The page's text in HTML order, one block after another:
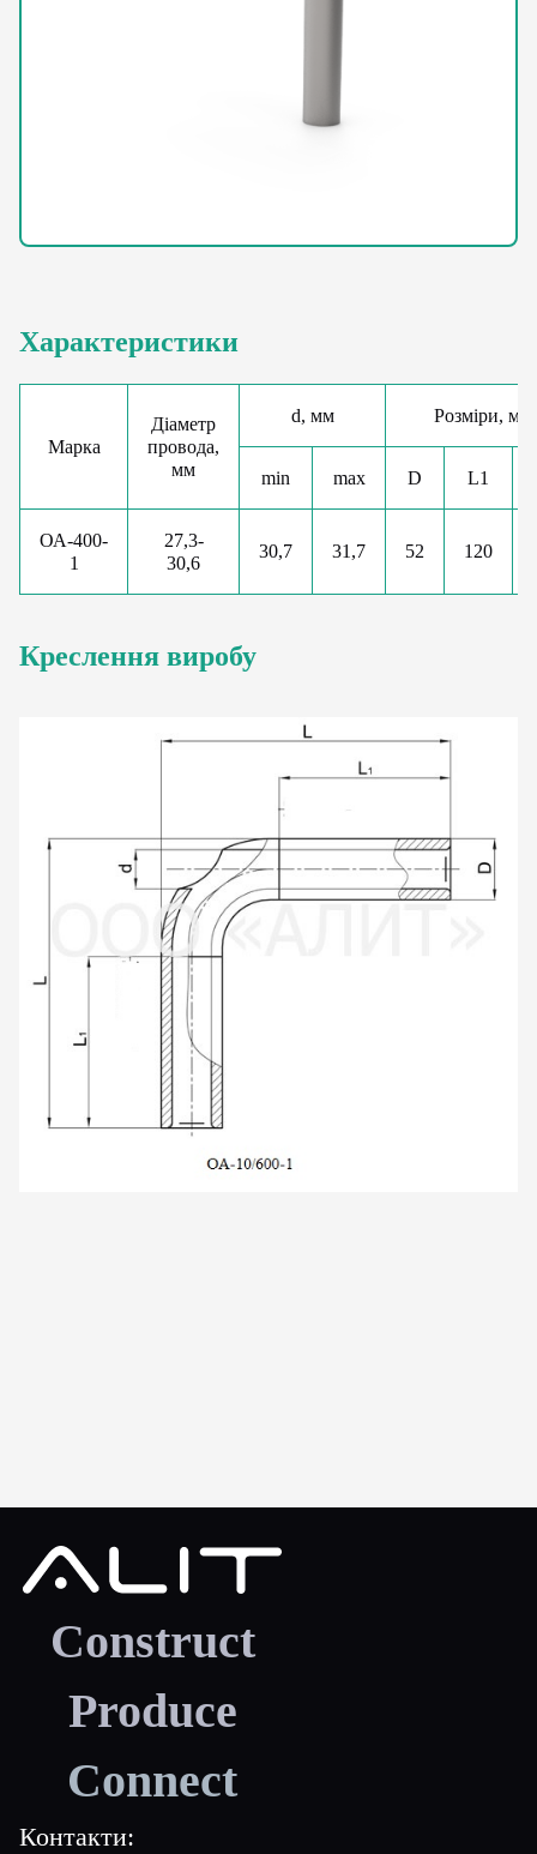
Характеристики
Марка
Діаметр
провода,
мм
d, мм Розміри, мм
D L1
min max
ОА-400-
1
27,3-
30,6
30,7 31,7 52 120
Креслення виробу
Construct
Produce
Connect
Контакти: